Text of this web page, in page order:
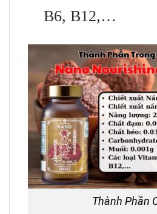
B6, B12,…
Thành Phần